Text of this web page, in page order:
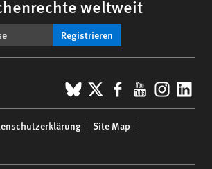
weltweit
Registrieren
BlueSky
X Facebook
YouTube
Site Map